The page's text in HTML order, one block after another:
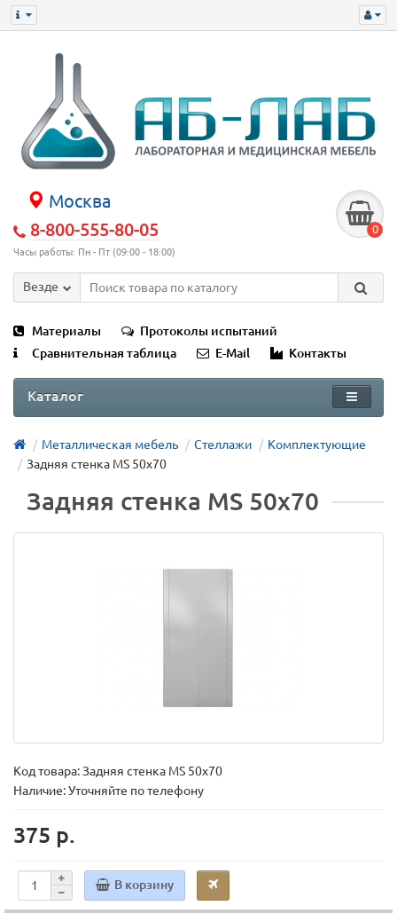
Москва
8-800-555-80-05
Часы работы: Пн - Пт (09:00 - 18:00)
0
Везде
Материалы
Протоколы испытаний
Сравнительная таблица
E-Mail Контакты
Каталог
Металлическая мебель Стеллажи
Комплектующие
Задняя стенка MS 50x70
Задняя стенка MS 50x70
Код товара:Задняя стенка MS 50x70
Наличие: Уточняйте по телефону
375 р.
В корзину